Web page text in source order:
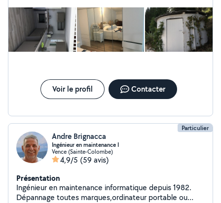
Voir le profil Contacter
Particulier
Andre Brignacca
Ingénieur en maintenance I
Vence (Sainte-Colombe)
4,9/5 (59 avis)
Présentation
Ingénieur en maintenance informatique depuis 1982.
Dépannage toutes marques,ordinateur portable ou